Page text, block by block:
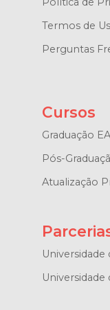
Termos de
Perguntas
Cursos
Graduação
Pós-
Atualização
Universidade
Universidade